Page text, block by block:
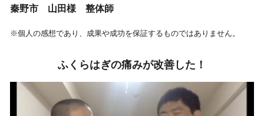
秦野市 山田様 整体師
※個人の感想であり、成果や成功を保証するものではありません。
ふくらはぎの痛みが改善した！